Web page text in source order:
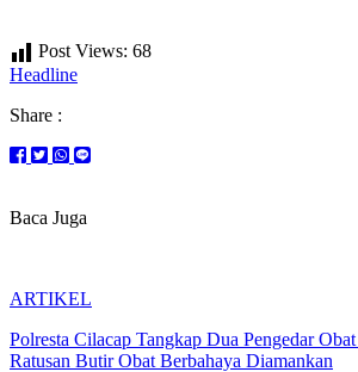
Post Views: 68
Headline
Share :
Baca Juga
ARTIKEL
Polresta Cilacap Tangkap Dua Pengedar
Ratusan Butir Obat Berbahaya Diamankan